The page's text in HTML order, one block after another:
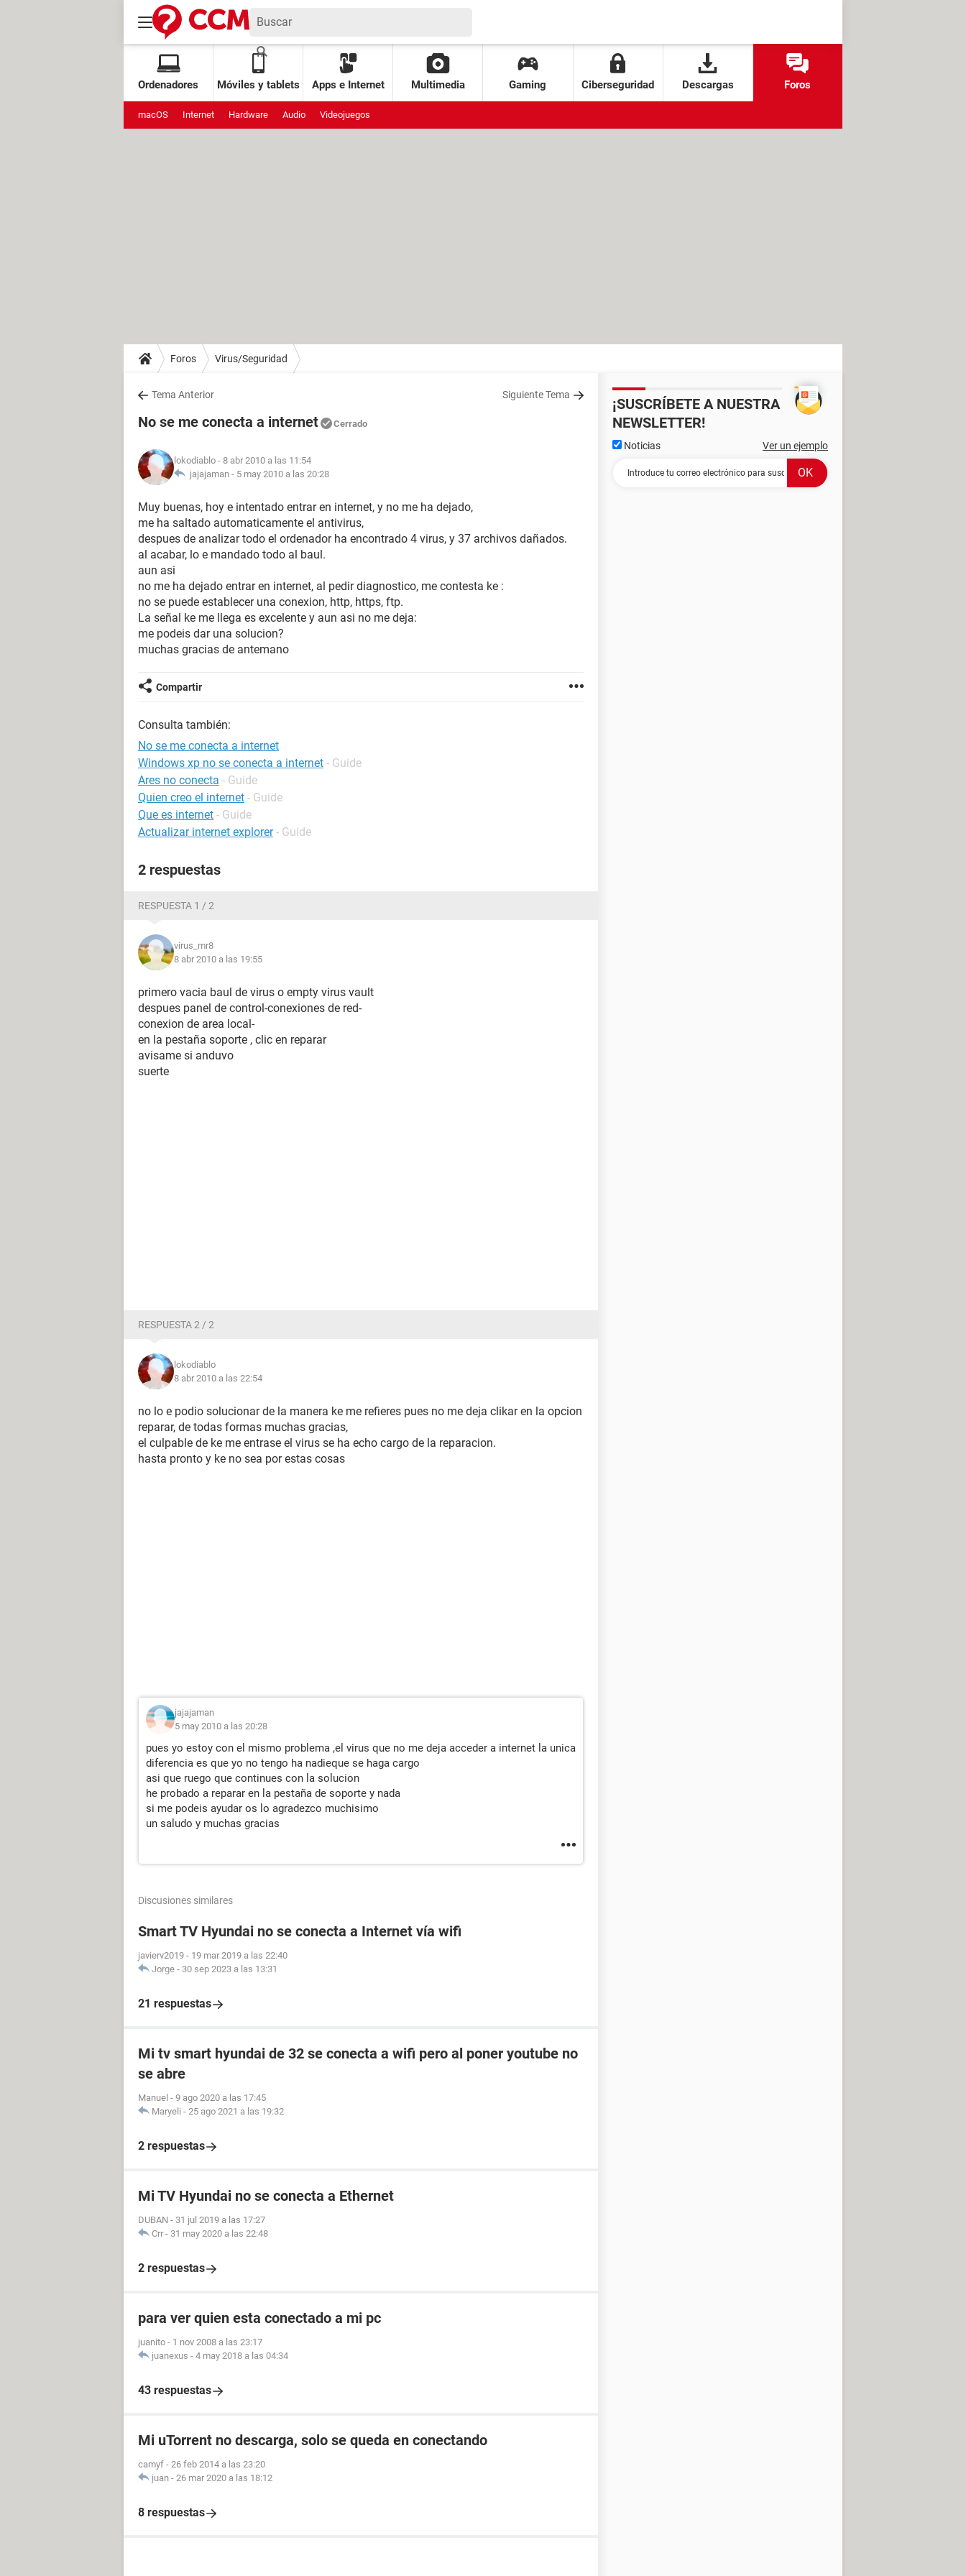
Ordenadores Móviles y tablets Apps e Internet Multimedia Gaming Ciberseguridad Descargas Foros
macOS Internet Hardware Audio Videojuegos
Foros Virus/Seguridad
Tema Anterior Siguiente Tema
No se me conecta a internet Cerrado
lokodiablo - 8 abr 2010 a las 11:54
jajajaman - 5 may 2010 a las 20:28
Muy buenas, hoy e intentado entrar en internet, y no me ha dejado,
me ha saltado automaticamente el antivirus,
despues de analizar todo el ordenador ha encontrado 4 virus, y 37 archivos dañados.
al acabar, lo e mandado todo al baul.
aun asi
no me ha dejado entrar en internet, al pedir diagnostico, me contesta ke :
no se puede establecer una conexion, http, https, ftp.
La señal ke me llega es excelente y aun asi no me deja:
me podeis dar una solucion?
muchas gracias de antemano
Compartir
Consulta también:
No se me conecta a internet
Windows xp no se conecta a internet - Guide
Ares no conecta - Guide
Quien creo el internet - Guide
Que es internet - Guide
Actualizar internet explorer - Guide
2 respuestas
RESPUESTA 1 / 2
virus_mr8
8 abr 2010 a las 19:55
primero vacia baul de virus o empty virus vault
despues panel de control-conexiones de red-
conexion de area local-
en la pestaña soporte , clic en reparar
avisame si anduvo
suerte
RESPUESTA 2 / 2
lokodiablo
8 abr 2010 a las 22:54
no lo e podio solucionar de la manera ke me refieres pues no me deja clikar en la opcion
reparar, de todas formas muchas gracias,
el culpable de ke me entrase el virus se ha echo cargo de la reparacion.
hasta pronto y ke no sea por estas cosas
jajajaman
5 may 2010 a las 20:28
pues yo estoy con el mismo problema ,el virus que no me deja acceder a internet la unica
diferencia es que yo no tengo ha nadieque se haga cargo
asi que ruego que continues con la solucion
he probado a reparar en la pestaña de soporte y nada
si me podeis ayudar os lo agradezco muchisimo
un saludo y muchas gracias
Discusiones similares
Smart TV Hyundai no se conecta a Internet vía wifi
javierv2019 - 19 mar 2019 a las 22:40
Jorge - 30 sep 2023 a las 13:31
21 respuestas
Mi tv smart hyundai de 32 se conecta a wifi pero al poner youtube no
se abre
Manuel - 9 ago 2020 a las 17:45
Maryeli - 25 ago 2021 a las 19:32
2 respuestas
Mi TV Hyundai no se conecta a Ethernet
DUBAN - 31 jul 2019 a las 17:27
Crr - 31 may 2020 a las 22:48
2 respuestas
para ver quien esta conectado a mi pc
juanito - 1 nov 2008 a las 23:17
juanexus - 4 may 2018 a las 04:34
43 respuestas
Mi uTorrent no descarga, solo se queda en conectando
camyf - 26 feb 2014 a las 23:20
juan - 26 mar 2020 a las 18:12
8 respuestas
¡SUSCRÍBETE A NUESTRA
NEWSLETTER!
Noticias Ver un ejemplo